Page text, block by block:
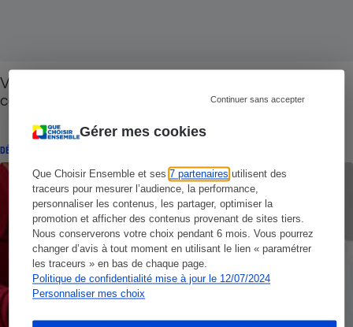
Gérer mes cookies
Que Choisir Ensemble et ses7 partenaires utilisent des
traceurs pour mesurer l’audience, la performance,
personnaliser les contenus, les partager, optimiser la
promotion et afficher des contenus provenant de sites tiers.
Nous conserverons votre choix pendant 6 mois. Vous pourrez
changer d’avis à tout moment en utilisant le lien « paramétrer
les traceurs » en bas de chaque page.
Politique de confidentialité mise à jour le 12/07/2024
Personnaliser mes choix
Continuer sans accepter
Victime de fraude bancaire - Comment réagir,
comment contester ?
DÉCRYPTAGE